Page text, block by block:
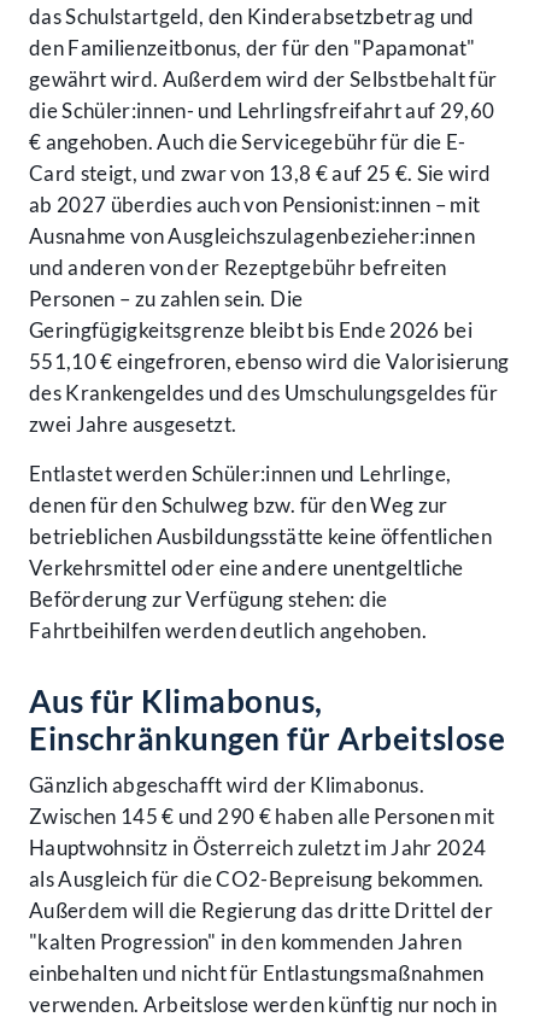
das Schulstartgeld, den Kinderabsetzbetrag und
den Familienzeitbonus, der für den "Papamonat"
gewährt wird. Außerdem wird der Selbstbehalt für
die Schüler:innen- und Lehrlingsfreifahrt auf 29,60
€ angehoben. Auch die Servicegebühr für die E-
Card steigt, und zwar von 13,8 € auf 25 €. Sie wird
ab 2027 überdies auch von Pensionist:innen – mit
Ausnahme von Ausgleichszulagenbezieher:innen
und anderen von der Rezeptgebühr befreiten
Personen – zu zahlen sein. Die
Geringfügigkeitsgrenze bleibt bis Ende 2026 bei
551,10 € eingefroren, ebenso wird die Valorisierung
des Krankengeldes und des Umschulungsgeldes für
zwei Jahre ausgesetzt.
Entlastet werden Schüler:innen und Lehrlinge,
denen für den Schulweg bzw. für den Weg zur
betrieblichen Ausbildungsstätte keine öffentlichen
Verkehrsmittel oder eine andere unentgeltliche
Beförderung zur Verfügung stehen: die
Fahrtbeihilfen werden deutlich angehoben.
Aus für Klimabonus,
Einschränkungen für Arbeitslose
Gänzlich abgeschafft wird der Klimabonus.
Zwischen 145 € und 290 € haben alle Personen mit
Hauptwohnsitz in Österreich zuletzt im Jahr 2024
als Ausgleich für die CO2-Bepreisung bekommen.
Außerdem will die Regierung das dritte Drittel der
"kalten Progression" in den kommenden Jahren
einbehalten und nicht für Entlastungsmaßnahmen
verwenden. Arbeitslose werden künftig nur noch in